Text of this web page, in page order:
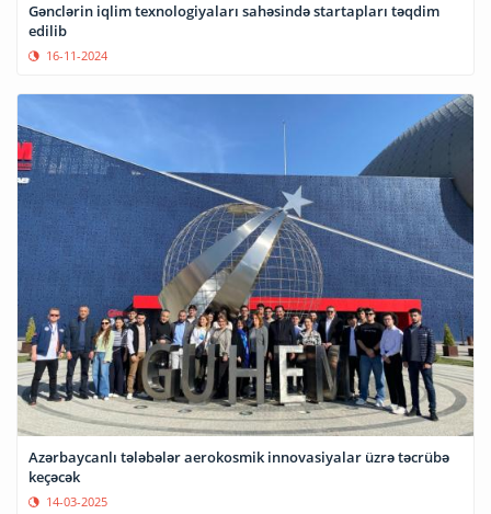
Gənclərin iqlim texnologiyaları sahəsində startapları təqdim
edilib
16-11-2024
Azərbaycanlı tələbələr aerokosmik innovasiyalar üzrə təcrübə
keçəcək
14-03-2025